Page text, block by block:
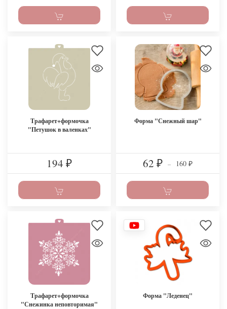
Трафарет+формочка
"Петушок в валенках"
194 ₽
Форма "Снежный шар"
62 ₽ – 160 ₽
Трафарет+формочка
"Снежинка неповторимая"
Форма "Леденец"